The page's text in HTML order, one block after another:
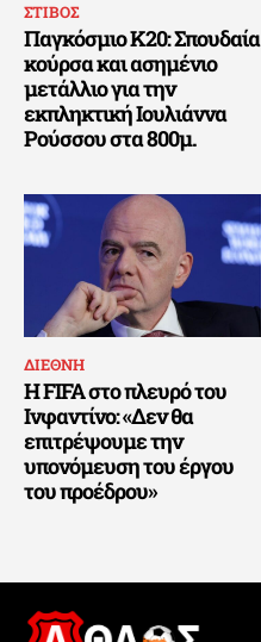
ΣΤΙΒΟΣ
Παγκόσμιο Κ20: Σπουδαία
κούρσα και ασημένιο
μετάλλιο για την
εκπληκτική Ιουλιάννα
Ρούσσου στα 800μ.
ΔΙΕΘΝΗ
Η FIFA στο πλευρό του
Ινφαντίνο: «Δεν θα
επιτρέψουμε την
υπονόμευση του έργου
του προέδρου»